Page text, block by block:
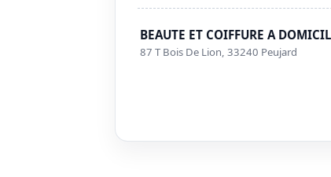
BEAUTE ET COIFFURE A
87 T Bois De Lion, 33240 Peujard